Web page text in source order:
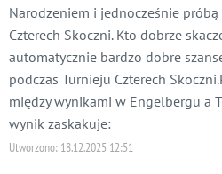
Narodzeniem i jednocześnie
Czterech Skoczni. Kto dobrze
automatycznie bardzo dobre
podczas Turnieju Czterech
między wynikami w Engelbergu a
wynik zaskakuje:
Utworzono: 18.12.2025 12:51